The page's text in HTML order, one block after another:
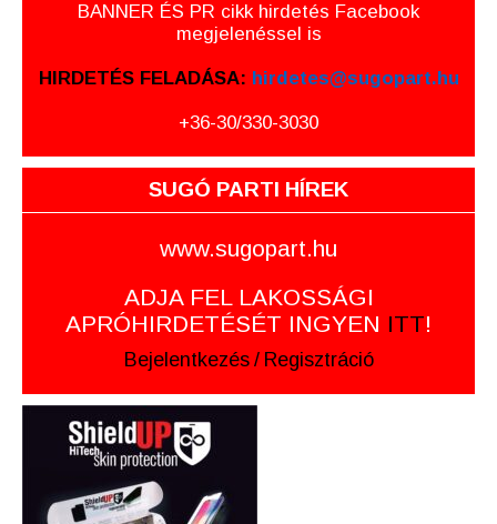
BANNER ÉS PR cikk hirdetés Facebook
megjelenéssel is
HIRDETÉS FELADÁSA: hirdetes@sugopart.hu
+36-30/330-3030
SUGÓ PARTI HÍREK
www.sugopart.hu
ADJA FEL LAKOSSÁGI
APRÓHIRDETÉSÉT INGYEN ITT!
Bejelentkezés / Regisztráció